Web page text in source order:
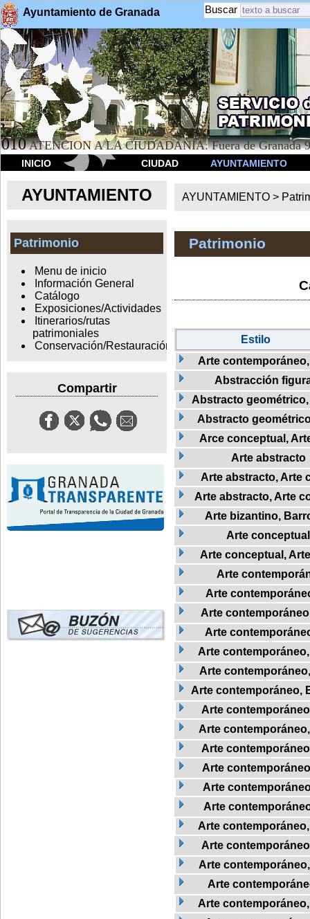
Ayuntamiento de Granada Buscar
010 ATENCION A LA CIUDADANÍA. Fuera de Granada
INICIO CIUDAD AYUNTAMIENTO
AYUNTAMIENTO
Patrimonio
Menu de inicio
Información General
Catálogo
Exposiciones/Actividades
Itinerarios/rutas
patrimoniales
Conservación/Restauración
Compartir
AYUNTAMIENTO >
Patrimonio
Estilo
Arte
Abstracción
Abstracto
Abstracto
Arce conceptual,
Arte abstracto
Arte abstracto, Arte
Arte abstracto, Arte
Arte bizantino,
Arte conceptual
Arte conceptual,
Arte
Arte
Arte
Arte
Arte
Arte
Arte contemporáneo,
Arte
Arte
Arte
Arte
Arte
Arte
Arte
Arte
Arte
Arte
Arte